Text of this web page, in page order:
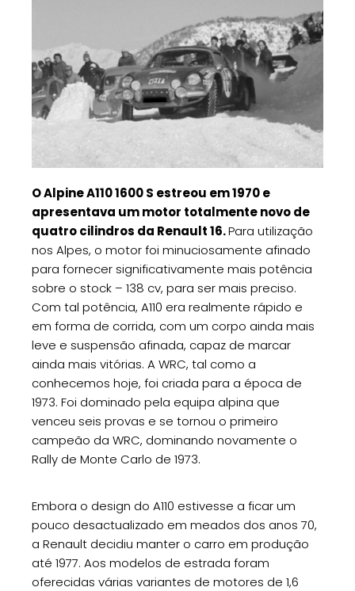
O Alpine A110 1600 S estreou em 1970 e
apresentava um motor totalmente novo de
quatro cilindros da Renault 16.Para utilização
nos Alpes, o motor foi minuciosamente afinado
para fornecer significativamente mais potência
sobre o stock – 138 cv, para ser mais preciso.
Com tal potência, A110 era realmente rápido e
em forma de corrida, com um corpo ainda mais
leve e suspensão afinada, capaz de marcar
ainda mais vitórias. A WRC, tal como a
conhecemos hoje, foi criada para a época de
1973. Foi dominado pela equipa alpina que
venceu seis provas e se tornou o primeiro
campeão da WRC, dominando novamente o
Rally de Monte Carlo de 1973.
Embora o design do A110 estivesse a ficar um
pouco desactualizado em meados dos anos 70,
a Renault decidiu manter o carro em produção
até 1977. Aos modelos de estrada foram
oferecidas várias variantes de motores de 1,6